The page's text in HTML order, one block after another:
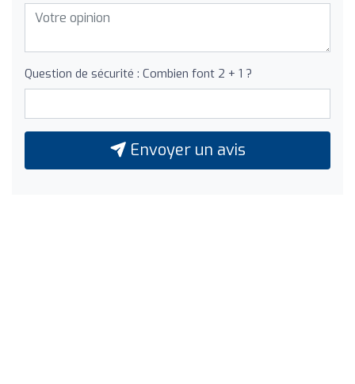
Question de sécurité : Combien font 2 + 1 ?
Envoyer un avis